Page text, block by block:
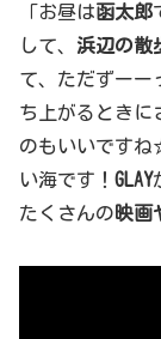
「お昼は函太郎
して、 浜辺の散
て、ただずーー
ち上がるときに
のもいいです
い海です！ GLAY
たくさんの映画